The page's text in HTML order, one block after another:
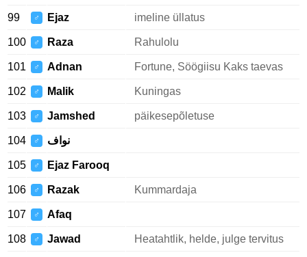
99 ♂ Ejaz imeline üllatus
100 ♂ Raza Rahulolu
101 ♂ Adnan Fortune, Söögiisu Kaks taevas
102 ♂ Malik Kuningas
103 ♂ Jamshed päikesepõletuse
104 ♂ نواف
105 ♂ Ejaz Farooq
106 ♂ Razak Kummardaja
107 ♂ Afaq
108 ♂ Jawad Heatahtlik, helde, julge tervitus